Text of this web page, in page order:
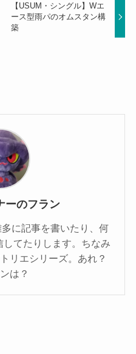
【USUM・シングル】Wエ
ース型雨パのオムスタン構
築
ーのフラン
に記事を書いたり、何
てたりします。ちなみ
リエシリーズ。あれ？
は？